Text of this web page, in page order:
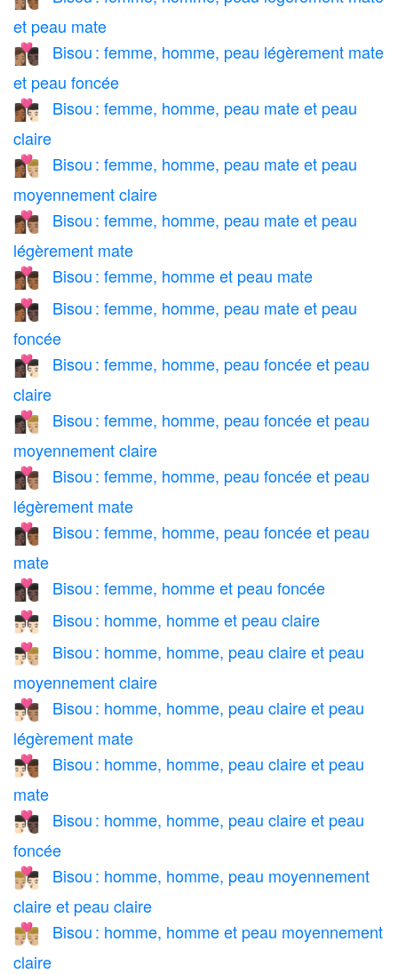
et peau mate
👩🏽‍❤️‍💋‍👨🏿
Bisou : femme, homme, peau légèrement mate
et peau foncée
👩🏾‍❤️‍💋‍👨🏻
Bisou : femme, homme, peau mate et peau
claire
👩🏾‍❤️‍💋‍👨🏼
Bisou : femme, homme, peau mate et peau
moyennement claire
👩🏾‍❤️‍💋‍👨🏽
Bisou : femme, homme, peau mate et peau
légèrement mate
👩🏾‍❤️‍💋‍👨🏾 Bisou : femme, homme et peau mate
👩🏾‍❤️‍💋‍👨🏿
Bisou : femme, homme, peau mate et peau
foncée
👩🏿‍❤️‍💋‍👨🏻
Bisou : femme, homme, peau foncée et peau
claire
👩🏿‍❤️‍💋‍👨🏼
Bisou : femme, homme, peau foncée et peau
moyennement claire
👩🏿‍❤️‍💋‍👨🏽
Bisou : femme, homme, peau foncée et peau
légèrement mate
👩🏿‍❤️‍💋‍👨🏾
Bisou : femme, homme, peau foncée et peau
mate
👩🏿‍❤️‍💋‍👨🏿 Bisou : femme, homme et peau foncée
👨🏻‍❤️‍💋‍👨🏻 Bisou : homme, homme et peau claire
👨🏻‍❤️‍💋‍👨🏼
Bisou : homme, homme, peau claire et peau
moyennement claire
👨🏻‍❤️‍💋‍👨🏽
Bisou : homme, homme, peau claire et peau
légèrement mate
👨🏻‍❤️‍💋‍👨🏾
Bisou : homme, homme, peau claire et peau
mate
👨🏻‍❤️‍💋‍👨🏿
Bisou : homme, homme, peau claire et peau
foncée
👨🏼‍❤️‍💋‍👨🏻
Bisou : homme, homme, peau moyennement
claire et peau claire
👨🏼‍❤️‍💋‍👨🏼
Bisou : homme, homme et peau moyennement
claire